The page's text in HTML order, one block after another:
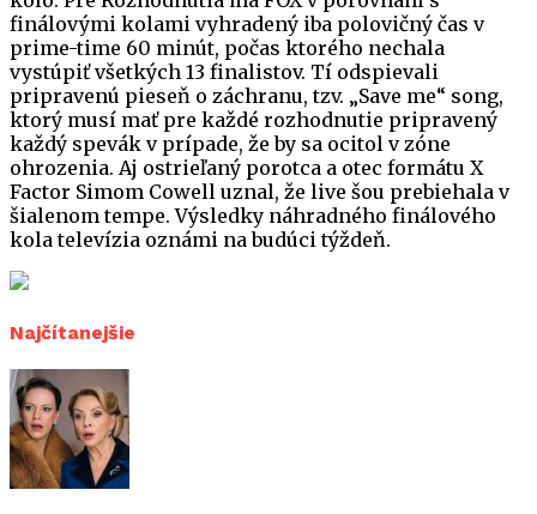
finálovými kolami vyhradený iba polovičný čas v
prime-time 60 minút, počas ktorého nechala
vystúpiť všetkých 13 finalistov. Tí odspievali
pripravenú pieseň o záchranu, tzv. „Save me“ song,
ktorý musí mať pre každé rozhodnutie pripravený
každý spevák v prípade, že by sa ocitol v zóne
ohrozenia. Aj ostrieľaný porotca a otec formátu X
Factor Simom Cowell uznal, že live šou prebiehala v
šialenom tempe. Výsledky náhradného finálového
kola televízia oznámi na budúci týždeň.
Najčítanejšie